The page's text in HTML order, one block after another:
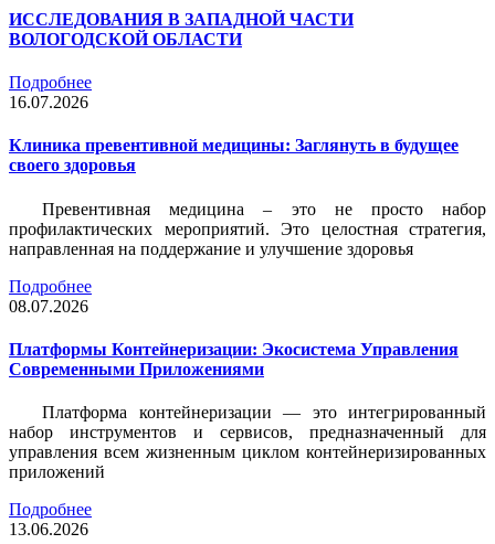
ИССЛЕДОВАНИЯ В ЗАПАДНОЙ ЧАСТИ
ВОЛОГОДСКОЙ ОБЛАСТИ
Подробнее
16.07.2026
Клиника превентивной медицины: Заглянуть в будущее
своего здоровья
Превентивная медицина – это не просто набор
профилактических мероприятий. Это целостная стратегия,
направленная на поддержание и улучшение здоровья
Подробнее
08.07.2026
Платформы Контейнеризации: Экосистема Управления
Современными Приложениями
Платформа контейнеризации — это интегрированный
набор инструментов и сервисов, предназначенный для
управления всем жизненным циклом контейнеризированных
приложений
Подробнее
13.06.2026